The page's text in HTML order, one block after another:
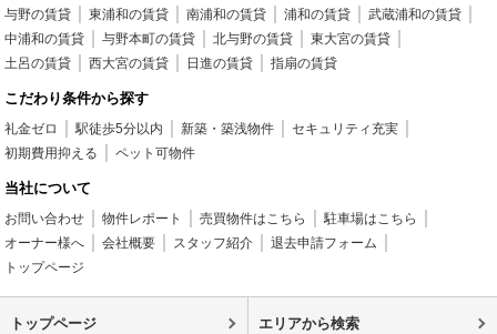
与野の賃貸
東浦和の賃貸 南浦和の賃貸 浦和の賃貸
武蔵浦和の賃貸
中浦和の賃貸
与野本町の賃貸 北与野の賃貸
東大宮の賃貸
土呂の賃貸
西大宮の賃貸 日進の賃貸 指扇の賃貸
こだわり条件から探す
礼金ゼロ 駅徒歩5分以内 新築・築浅物件
セキュリティ充実
初期費用抑える
ペット可物件
当社について
お問い合わせ 物件レポート 売買物件はこちら
駐車場はこちら
オーナー様へ
会社概要 スタッフ紹介
退去申請フォーム
トップページ
トップページ エリアから検索